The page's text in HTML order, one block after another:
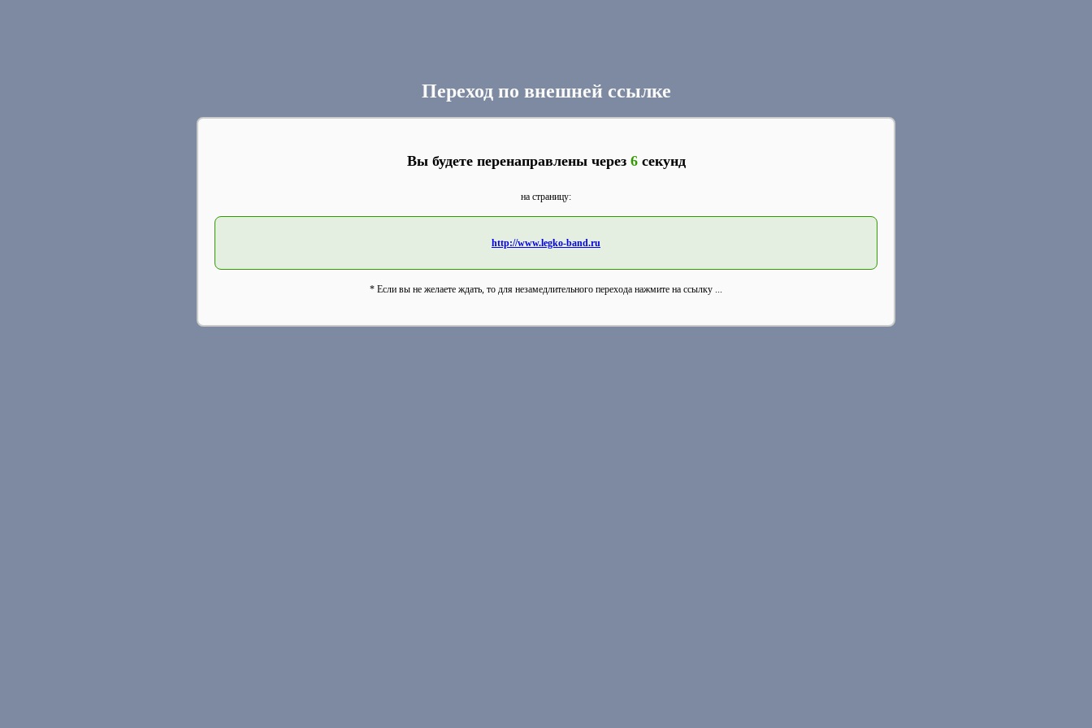
Переход по внешней ссылке
Вы будете перенаправлены через 6секунд
на страницу:
http://www.legko-band.ru
* Если вы не желаете ждать, то для незамедлительного перехода нажмите на ссылку ...